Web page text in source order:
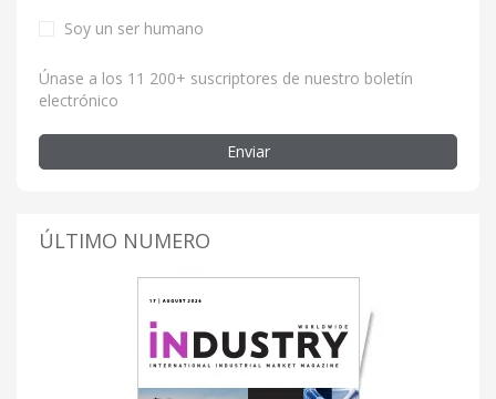
Soy un ser humano
Únase a los 11 200+ suscriptores de nuestro boletín
electrónico
Enviar
ÚLTIMO NUMERO